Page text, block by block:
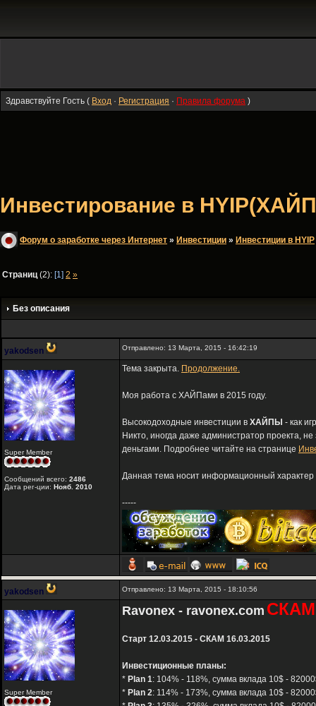
Здравствуйте Гость ( Вход · Регистрация · Правила форума )
Инвестирование в
Форум о заработке через Интернет » Инвестиции » Инвестиции в HYIP
Страниц(2): [1] 2 »
Без описания
yakodsen Отправлено: 13 Марта, 2015 - 16:42:19
Super Member
Сообщений всего: 2486
Дата рег-ции: Нояб. 2010
Тема закрыта. Продолжение.
Моя работа с ХАЙПами в 2015 году.
Высокодоходные инвестиции в ХАЙПЫ - как
Никто, иногда даже администратор проекта,
деньгами. Подробнее читайте на странице
Данная тема носит информационный характер
-----
yakodsen Отправлено: 13 Марта, 2015 - 18:10:56
Super Member
Ravonex - ravonex.com СКАМ
Старт 12.03.2015 - СКАМ 16.03.2015
Инвестиционные планы:
* Plan 1: 104% - 118%, сумма вклада 10$ -
* Plan 2: 114% - 173%, сумма вклада 10$ -